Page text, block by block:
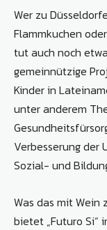
Wer zu
Flammkuchen
tut auch noch
gemeinnützige
Kinder in
unter anderem
Verbesserung der
Sozial- und
Was das mit Wein
bietet „Futuro Si“